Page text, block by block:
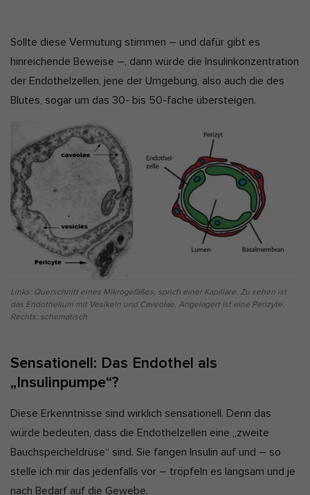
Sollte diese Vermutung stimmen – und dafür gibt es
hinreichende Beweise –, dann würde die Insulinkonzentration
der Endothelzellen, jene der Umgebung, also auch die des
Blutes, sogar um das 30- bis 50-fache übersteigen.
Links: Querschnitt eines Mikrogefäßes, sprich einer Kapillare. Zu sehen ist
das Endothelium mit Vesikeln und Caveolae. Angelagert ist eine Perizyte.
Rechts: schematisch
Sensationell: Das Endothel als
„Insulinpumpe“?
Diese Erkenntnisse sind wirklich sensationell. Denn das
würde bedeuten, dass die Endothelzellen eine „zweite
Bauchspeicheldrüse“ sind. Sie fangen Insulin auf und – so
stelle ich mir das jedenfalls vor – tröpfeln es langsam und je
nach Bedarf auf die Gewebe.